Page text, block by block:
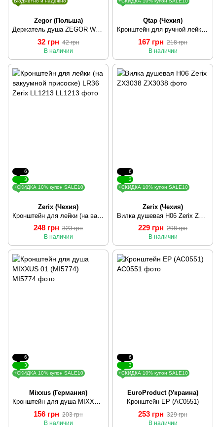
Zegor (Польша)
Держатель душа ZEGOR WQZ-016
32 грн 42 грн
В наличии
Qtap (Чехия)
Кронштейн для ручной лейки Qtap CRM A030 29616Qtap (Чехия)
167 грн 218 грн
В наличии
6
3
+СКИДКА 10% купон SALE10
Zerix (Чехия)
248 грн 323 грн
В наличии
6
3
+СКИДКА 10% купон SALE10
Zerix (Чехия)
229 грн 298 грн
В наличии
6
3
+СКИДКА 10% купон SALE10
Mixxus (Германия)
Кронштейн для душа MIXXUS 01 (MI5774)
156 грн 203 грн
В наличии
6
3
+СКИДКА 10% купон SALE10
EuroProduct (Украина)
Кронштейн EP (AC0551)
253 грн 329 грн
В наличии